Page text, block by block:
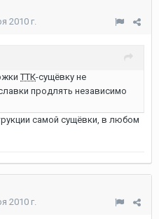
2010 г.
ТТК-сущёвку не
продлять независимо
самой сущёвки, в любом
2010 г.